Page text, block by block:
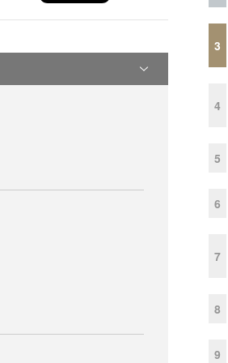
3
4
5
6
7
8
9